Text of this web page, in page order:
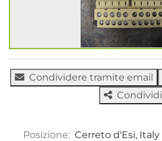
Condividere tramite email
Condividi
Posizione: Cerreto d'Esi, Italy